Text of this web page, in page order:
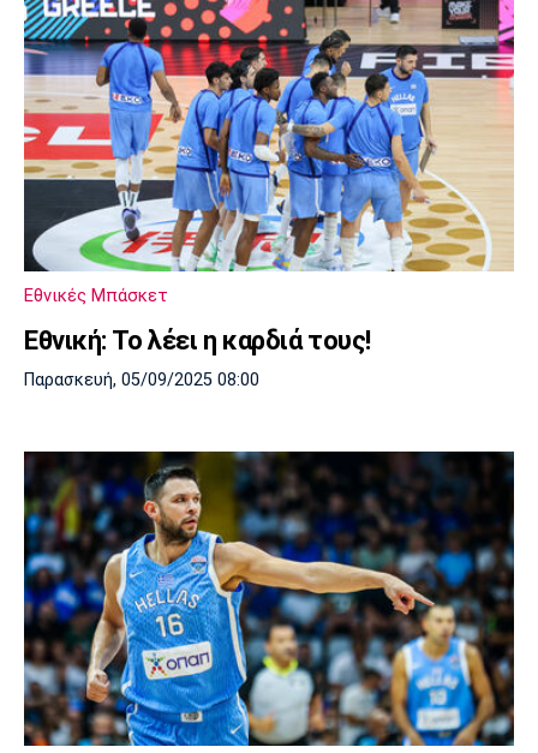
Εθνικές Μπάσκετ
Εθνική: Το λέει η καρδιά τους!
Παρασκευή, 05/09/2025 08:00